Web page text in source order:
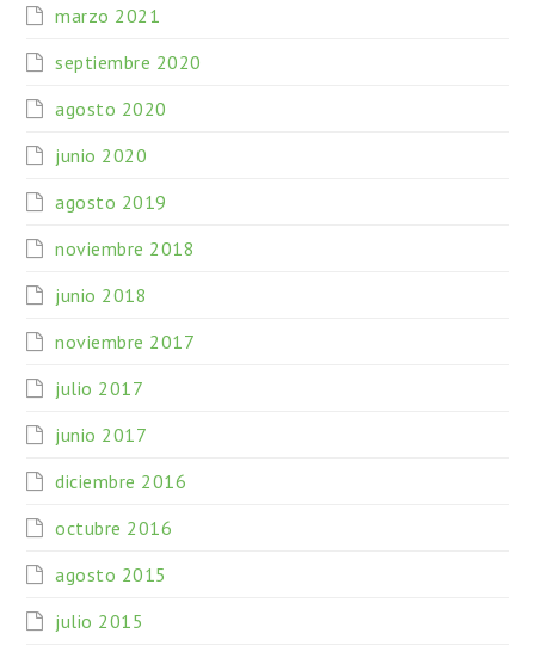
marzo 2021
septiembre 2020
agosto 2020
junio 2020
agosto 2019
noviembre 2018
junio 2018
noviembre 2017
julio 2017
junio 2017
diciembre 2016
octubre 2016
agosto 2015
julio 2015